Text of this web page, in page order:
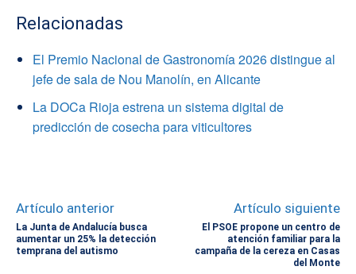
Relacionadas
El Premio Nacional de Gastronomía 2026 distingue al
jefe de sala de Nou Manolín, en Alicante
La DOCa Rioja estrena un sistema digital de
predicción de cosecha para viticultores
Artículo anterior
La Junta de Andalucía busca
aumentar un 25% la detección
temprana del autismo
Artículo siguiente
El PSOE propone un centro de
atención familiar para la
campaña de la cereza en Casas
del Monte